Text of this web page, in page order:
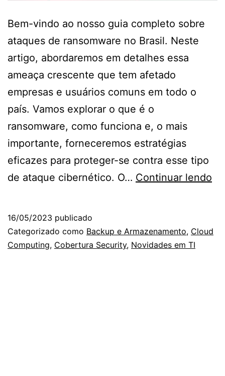
Bem-vindo ao nosso guia completo sobre
ataques de ransomware no Brasil. Neste
artigo, abordaremos em detalhes essa
ameaça crescente que tem afetado
empresas e usuários comuns em todo o
país. Vamos explorar o que é o
ransomware, como funciona e, o mais
importante, forneceremos estratégias
eficazes para proteger-se contra esse tipo
de ataque cibernético. O… Continuar lendo
no
16/05/2023 publicado
Categorizado como Backup e Armazenamento, Cloud
Computing, Cobertura Security, Novidades em TI